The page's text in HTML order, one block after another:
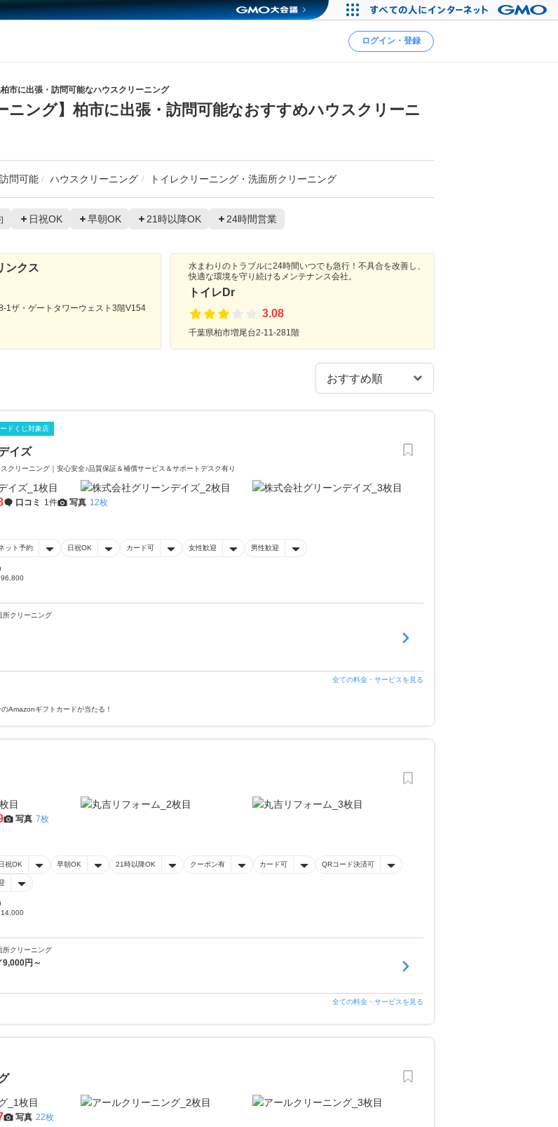
ログイン・登録
市に出張・訪問可能なハウスクリーニング
ニング】柏市に出張・訪問可能なおすすめハウスクリーニ
問可能 ハウスクリーニング トイレクリーニング・洗面所クリーニング
日祝OK 早朝OK 21時以降OK 24時間営業
ンクス
1ザ・ゲートタワーウェスト3階V154
水まわりのトラブルに24時間いつでも急行！不具合を改善し、
快適な環境を守り続けるメンテナンス会社。
トイレDr
3.08
千葉県柏市増尾台2-11-281階
ドくじ対象店
イズ
クリーニング｜安心安全♪品質保証＆補償サービス＆サポートデスク有り
口コミ 1件 写真 12枚
ット予約 日祝OK カード可 女性歓迎 男性歓迎
96,800
所クリーニング
全ての料金・サービスを見る
Amazonギフトカードが当たる！
写真 7枚
祝OK 早朝OK 21時以降OK クーポン有 カード可 QRコード決済可
14,000
所クリーニング
9,000円～
全ての料金・サービスを見る
写真 22枚